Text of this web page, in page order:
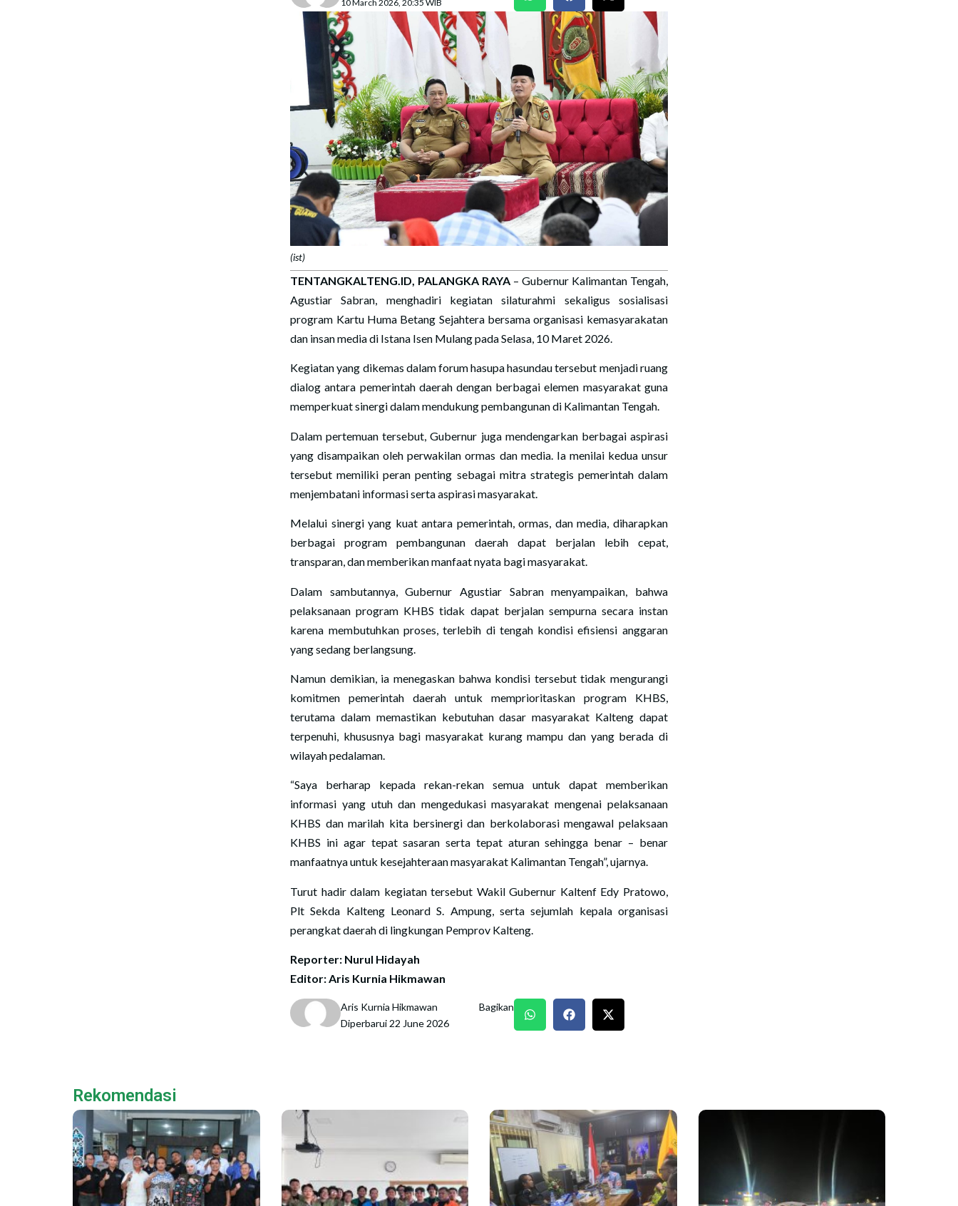
10 March 2026, 20:35 WIB
(ist)
TENTANGKALTENG.ID, PALANGKA RAYA – Gubernur Kalimantan Tengah,
Agustiar Sabran, menghadiri kegiatan silaturahmi sekaligus sosialisasi
program Kartu Huma Betang Sejahtera bersama organisasi kemasyarakatan
dan insan media di Istana Isen Mulang pada Selasa, 10 Maret 2026.
Kegiatan yang dikemas dalam forum hasupa hasundau tersebut menjadi ruang
dialog antara pemerintah daerah dengan berbagai elemen masyarakat guna
memperkuat sinergi dalam mendukung pembangunan di Kalimantan Tengah.
Dalam pertemuan tersebut, Gubernur juga mendengarkan berbagai aspirasi
yang disampaikan oleh perwakilan ormas dan media. Ia menilai kedua unsur
tersebut memiliki peran penting sebagai mitra strategis pemerintah dalam
menjembatani informasi serta aspirasi masyarakat.
Melalui sinergi yang kuat antara pemerintah, ormas, dan media, diharapkan
berbagai program pembangunan daerah dapat berjalan lebih cepat,
transparan, dan memberikan manfaat nyata bagi masyarakat.
Dalam sambutannya, Gubernur Agustiar Sabran menyampaikan, bahwa
pelaksanaan program KHBS tidak dapat berjalan sempurna secara instan
karena membutuhkan proses, terlebih di tengah kondisi efisiensi anggaran
yang sedang berlangsung.
Namun demikian, ia menegaskan bahwa kondisi tersebut tidak mengurangi
komitmen pemerintah daerah untuk memprioritaskan program KHBS,
terutama dalam memastikan kebutuhan dasar masyarakat Kalteng dapat
terpenuhi, khususnya bagi masyarakat kurang mampu dan yang berada di
wilayah pedalaman.
“Saya berharap kepada rekan-rekan semua untuk dapat memberikan
informasi yang utuh dan mengedukasi masyarakat mengenai pelaksanaan
KHBS dan marilah kita bersinergi dan berkolaborasi mengawal pelaksaan
KHBS ini agar tepat sasaran serta tepat aturan sehingga benar – benar
manfaatnya untuk kesejahteraan masyarakat Kalimantan Tengah”, ujarnya.
Turut hadir dalam kegiatan tersebut Wakil Gubernur Kaltenf Edy Pratowo,
Plt Sekda Kalteng Leonard S. Ampung, serta sejumlah kepala organisasi
perangkat daerah di lingkungan Pemprov Kalteng.
Reporter: Nurul Hidayah
Editor: Aris Kurnia Hikmawan
Aris Kurnia Hikmawan
Diperbarui 22 June 2026
Bagikan
Rekomendasi